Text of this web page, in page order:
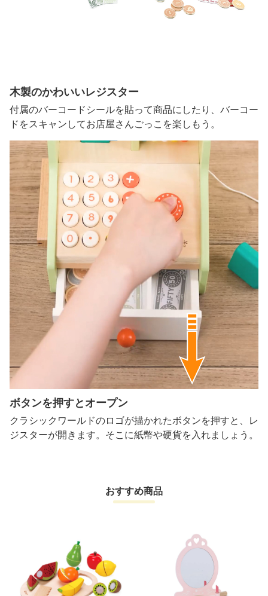
木製のかわいいレジスター
付属のバーコードシールを貼って商品にしたり、バーコー
ドをスキャンしてお店屋さんごっこを楽しもう。
ボタンを押すとオープン
クラシックワールドのロゴが描かれたボタンを押すと、レ
ジスターが開きます。そこに紙幣や硬貨を入れましょう。
おすすめ商品